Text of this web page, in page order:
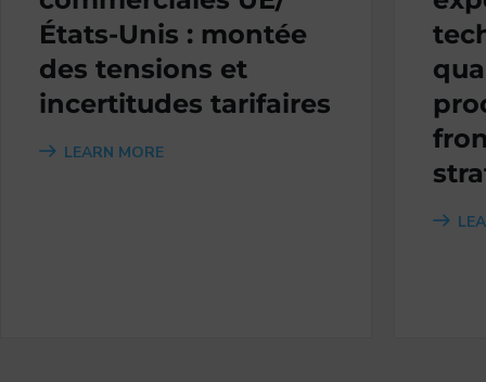
États-Unis : montée
des tensions et
incertitudes tarifaires
LEARN MORE